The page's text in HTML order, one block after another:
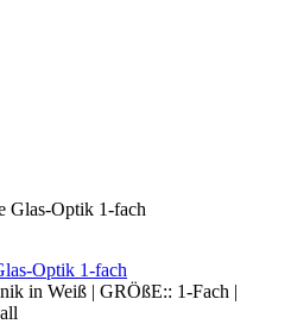
Optik 1-fach
in Weiß | GRÖßE:: 1-Fach |